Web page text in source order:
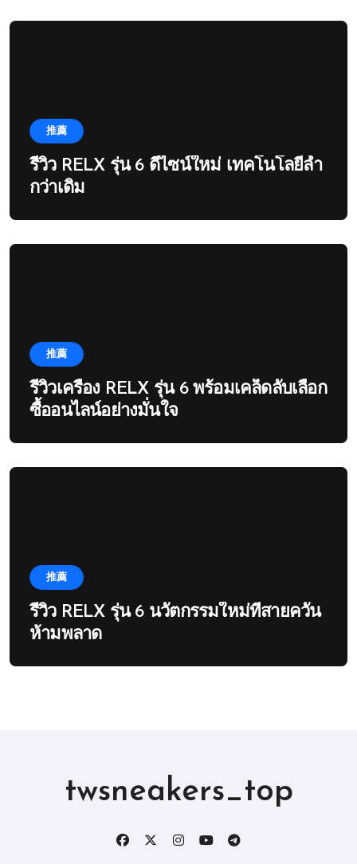
推薦
รีวิว RELX รุ่น 6 ดีไซน์ใหม่ เทคโนโลยีล้ำ
กว่าเดิม
推薦
รีวิวเครื่อง RELX รุ่น 6 พร้อมเคล็ดลับเลือก
ซื้ออนไลน์อย่างมั่นใจ
推薦
รีวิว RELX รุ่น 6 นวัตกรรมใหม่ที่สายควัน
ห้ามพลาด
twsneakers_top